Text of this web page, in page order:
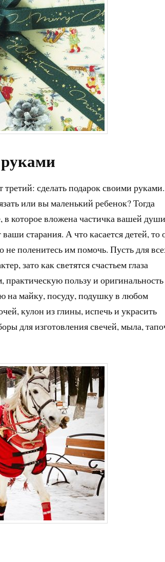
сделать подарок своими
или вы маленький ребенок? Тогда
в которое вложена частичка вашей
старания. А что касается детей, то
не поленитесь им помочь. Пусть для
зато как светятся счастьем глаза
пользу и
на майку, посуду, подушку в любом
кулон из глины, испечь и украсить
для изготовления свечей, мыла,